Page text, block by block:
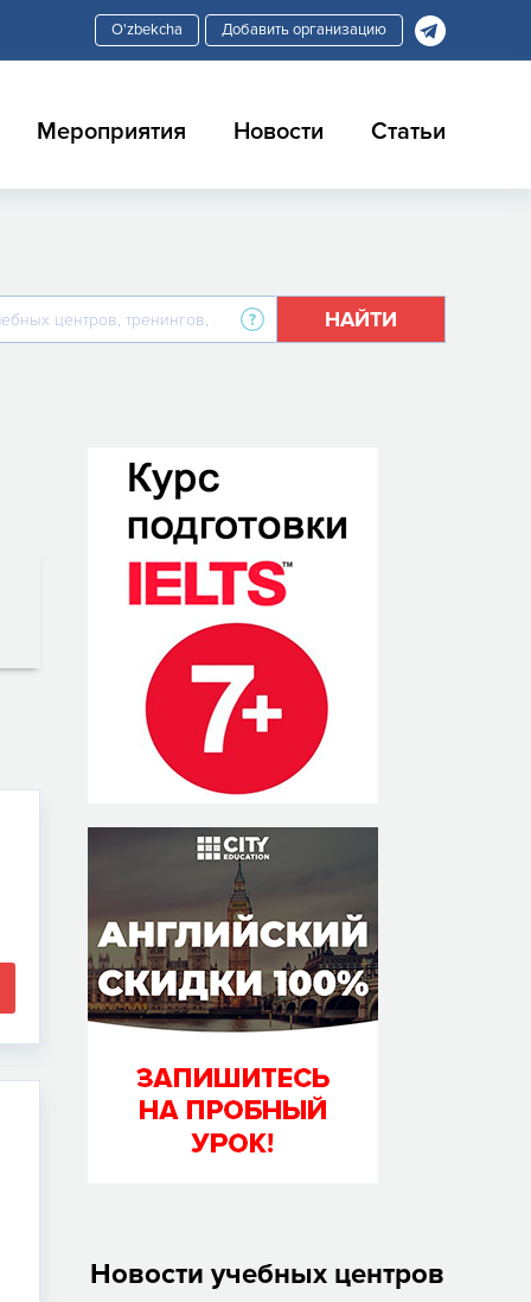
Добавить организацию
Мероприятия Новости Статьи
НАЙТИ
Новости учебных центров